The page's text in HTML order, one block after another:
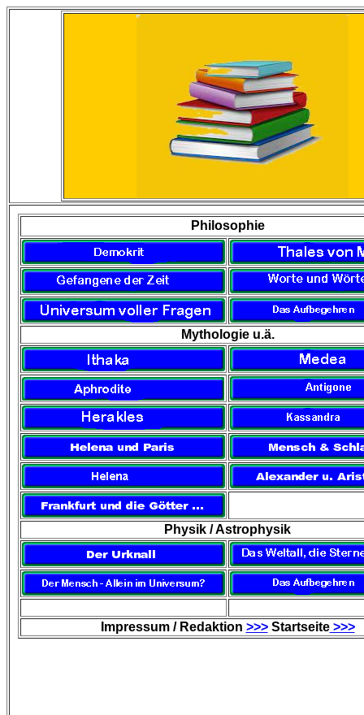
Philosophie
Mythologie u.ä.
Physik / Astrophysik
Impressum / Redaktion >>>Startseite>>>